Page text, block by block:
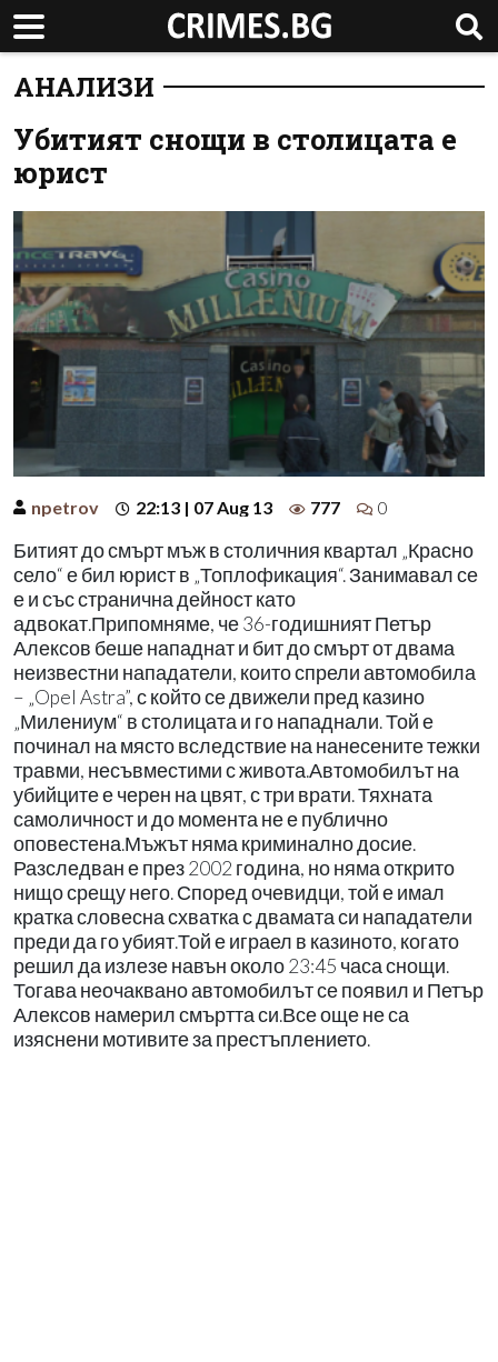
АНАЛИЗИ
Убитият снощи в столицата е
юрист
npetrov 22:13 | 07 Aug 13 777 0
Битият до смърт мъж в столичния квартал „Красно
село“ е бил юрист в „Топлофикация“. Занимавал се
е и със странична дейност като
адвокат.Припомняме, че 36-годишният Петър
Алексов беше нападнат и бит до смърт от двама
неизвестни нападатели, които спрели автомобила
– „Opel Astra”, с който се движели пред казино
„Милениум“ в столицата и го нападнали. Той е
починал на място вследствие на нанесените тежки
травми, несъвместими с живота.Автомобилът на
убийците е черен на цвят, с три врати. Тяхната
самоличност и до момента не е публично
оповестена.Мъжът няма криминално досие.
Разследван е през 2002 година, но няма открито
нищо срещу него. Според очевидци, той е имал
кратка словесна схватка с двамата си нападатели
преди да го убият.Той е играел в казиното, когато
решил да излезе навън около 23:45 часа снощи.
Тогава неочаквано автомобилът се появил и Петър
Алексов намерил смъртта си.Все още не са
изяснени мотивите за престъплението.